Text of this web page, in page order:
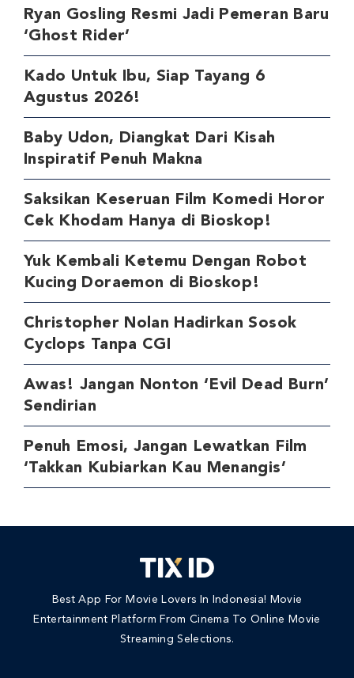
Ryan Gosling Resmi Jadi Pemeran Baru
‘Ghost Rider’
Kado Untuk Ibu, Siap Tayang 6
Agustus 2026!
Baby Udon, Diangkat Dari Kisah
Inspiratif Penuh Makna
Saksikan Keseruan Film Komedi Horor
Cek Khodam Hanya di Bioskop!
Yuk Kembali Ketemu Dengan Robot
Kucing Doraemon di Bioskop!
Christopher Nolan Hadirkan Sosok
Cyclops Tanpa CGI
Awas! Jangan Nonton ‘Evil Dead Burn’
Sendirian
Penuh Emosi, Jangan Lewatkan Film
‘Takkan Kubiarkan Kau Menangis’
Best App For Movie Lovers In Indonesia! Movie
Entertainment Platform From Cinema To Online Movie
Streaming Selections.